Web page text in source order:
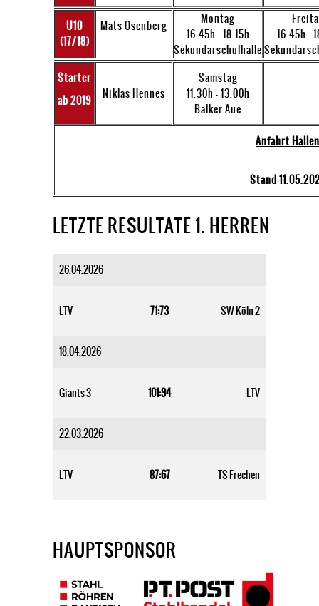
U10
(17/18)
Mats Osenberg
Montag
16.45h - 18.15h
Sekundarschulhalle
16.45h -
Starter
ab 2019
Niklas Hennes
Samstag
11.30h - 13.00h
Balker Aue
Anfahrt Hallen
Stand
LETZTE RESULTATE 1. HERREN
26.04.2026
71:73
LTV SW Köln 2
18.04.2026
101:94
Giants 3 LTV
22.03.2026
87:67
LTV TS Frechen
HAUPTSPONSOR